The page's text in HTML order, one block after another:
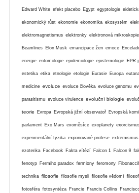
Edward White efekt placebo Egypt egyptologie
ekonomický růst ekonomie ekonomika ekosystém
elektromagnetismus elektronky elektronová mikroskopie
Beamlines Elon Musk emancipace žen emoce
energie entomologie epidemiologie epistemologie EPR
estetika etika etnologie etologie Eurasie Europa
medicine evoluce evoluce člověka evoluce genomu
parasitismu evoluce virulence evoluční biologie
teorie Evropa Evropská jižní observatoř Evropská
parlament Exo Mars exoměsíce exoplanety
experimentální fyzika exponované profese extremismus
ezoterika Facebook Fakta vítězí Falcon 1 Falcon 9
fenotyp Fermiho paradox fermiony feromony
technika filosofie filosofie mysli filosofie vědomí
fotosféra fotosyntéza Francie Francis Collins